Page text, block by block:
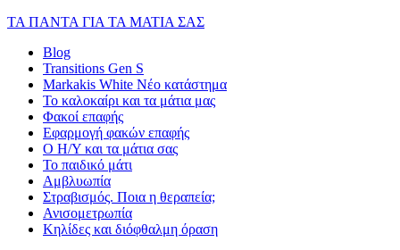
ΤΑ ΠΑΝΤΑ ΓΙΑ ΤΑ ΜΑΤΙΑ ΣΑΣ
Blog
Transitions Gen S
Markakis White Νέο κατάστημα
Το καλοκαίρι και τα μάτια μας
Φακοί επαφής
Εφαρμογή φακών επαφής
Ο Η/Υ και τα μάτια σας
Το παιδικό μάτι
Αμβλυωπία
Στραβισμός. Ποια η θεραπεία;
Ανισομετρωπία
Κηλίδες και διόφθαλμη όραση